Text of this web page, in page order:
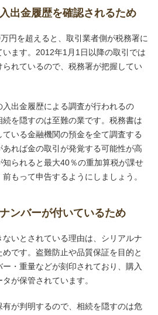
出金履歴を確認されるため
円を超えると、取引業者側が税務署に
ます。2012年1月1日以降の取引では
れているので、税務署が把握してい
出金履歴による調査が行われるの
を隠すのは至難の業です。税務書は
いる金融機関の預金を全て調査する
れば金の取引が発覚する可能性が高
られると最大40％の重加算税が課せ
もって申告するようにしましょう。
ンバーが付いているため
いとされている理由は、シリアルナ
です。盗難防止や品質保証を目的と
・重量などが刻印されており、購入
が保管されています。
が判明するので、相続を隠すのは危